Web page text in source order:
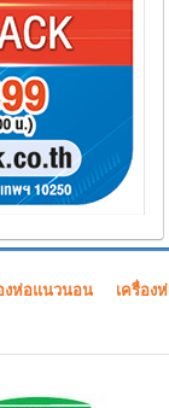
งห่อแนวนอน เครื่อง